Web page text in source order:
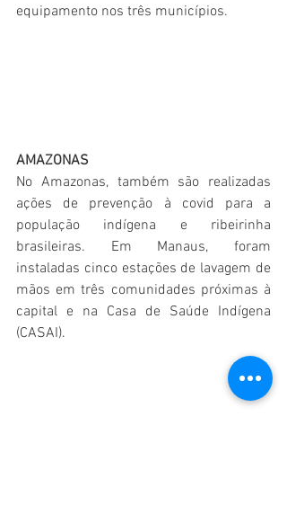
equipamento nos três municípios.
AMAZONAS
No Amazonas, também são realizadas
ações de prevenção à covid para a
população indígena e ribeirinha
brasileiras. Em Manaus, foram
instaladas cinco estações de lavagem de
mãos em três comunidades próximas à
capital e na Casa de Saúde Indígena
(CASAI).